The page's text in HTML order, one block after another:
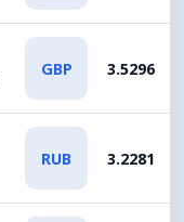
GBP 3.5296
RUB 3.2281